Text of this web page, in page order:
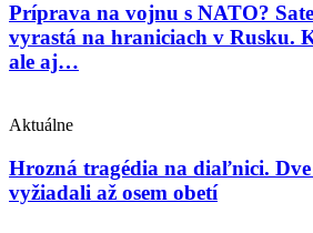
Príprava na vojnu s NATO?
vyrastá na hraniciach v Rusku.
ale aj…
Aktuálne
Hrozná tragédia na diaľnici. Dve
vyžiadali až osem obetí